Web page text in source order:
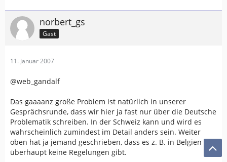
norbert_gs
Gast
11. Januar 2007
@web_gandalf
Das gaaaanz große Problem ist natürlich in unserer
Gesprächsrunde, dass wir hier ja fast nur über die Deutsche
Problematik schreiben. In der Schweiz kann und wird es
wahrscheinlich zumindest im Detail anders sein. Weiter
oben hat ja jemand geschrieben, dass es z. B. in Belgien
überhaupt keine Regelungen gibt.